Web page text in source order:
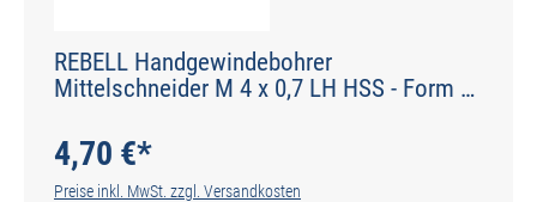
REBELL Handgewindebohrer
Mittelschneider M 4 x 0,7 LH HSS - Form D
4,70 €*
Preise inkl. MwSt. zzgl. Versandkosten